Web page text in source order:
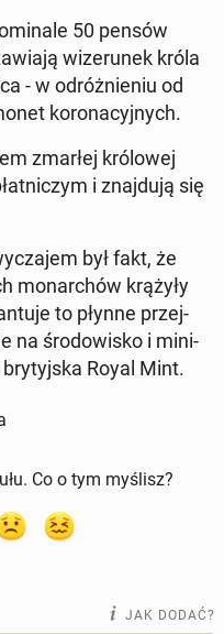
50 pensów
wi­ze­ru­nek króla
- w od­róż­nie­niu od
ko­ro­na­cyj­nych.
zmarłej kró­lo­wej
i znaj­du­ją się
był fakt, że
mo­nar­chów krążyły
to płynne przej­
na śro­do­wi­sko i mi­ni­
Royal Mint.
Co o tym myślisz?
JAK DODAĆ?